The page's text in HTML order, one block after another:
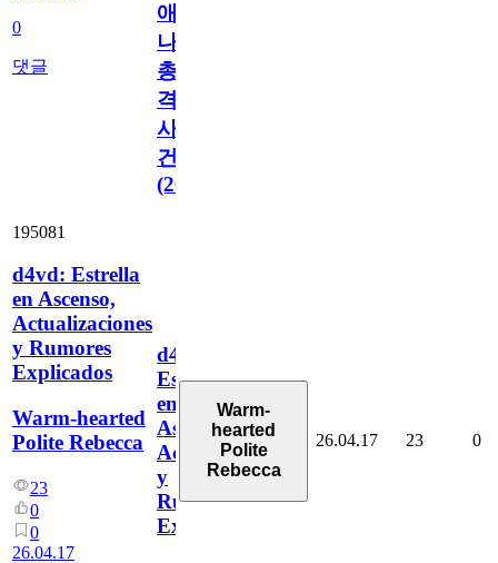
0
댓글
애
나
총
격
사
건
(2026)
195081
d4vd: Estrella
en Ascenso,
Actualizaciones
y Rumores
Explicados
Warm-hearted
Polite Rebecca
23
0
0
26.04.17
d4vd:
Estrella
en
Ascenso,
Actualizaciones
y
Rumores
Explicados
Warm-
hearted
Polite
Rebecca
26.04.17 23 0